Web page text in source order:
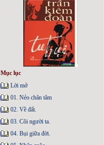
Mục lục
Lời mở
01. Nẻo chân tâm
02. Về đất.
03. Cõi người ta.
04. Bụi giữa đời.